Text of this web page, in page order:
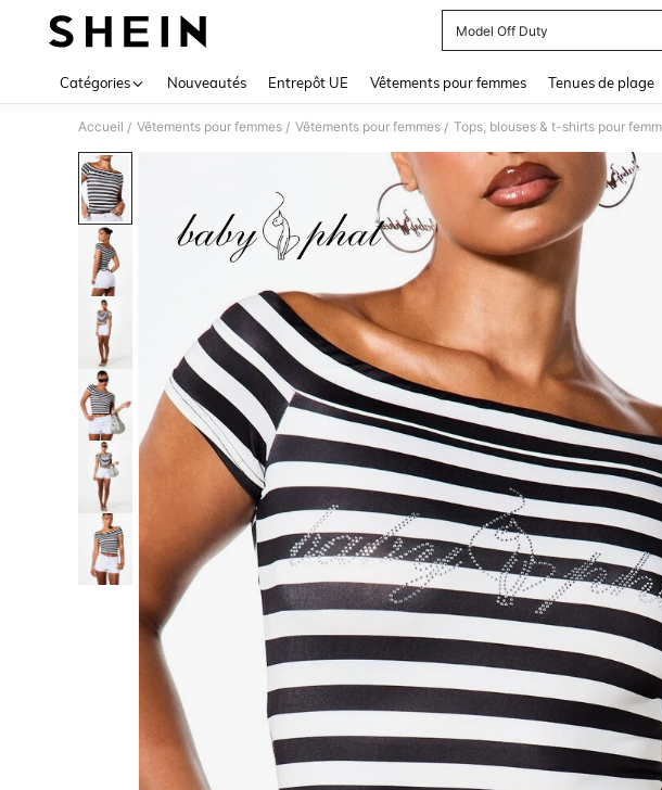
Model Off Duty
Catégories Nouveautés Entrepôt UE Vêtements pour femmes Tenues de plage
Accueil / Vêtements pour femmes / Vêtements pour femmes / Tops, blouses & t-shirts pour